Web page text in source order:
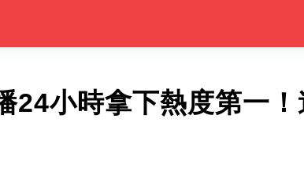
24小時拿下熱度第一